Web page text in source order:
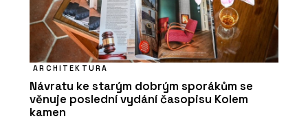
ARCHITEKTURA
Návratu ke starým dobrým sporákům se
věnuje poslední vydání časopisu Kolem
kamen